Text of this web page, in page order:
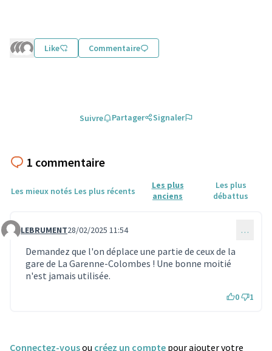
Like Commentaire
Suivre Partager Signaler
1 commentaire
Les mieux notés Les plus récents
Les plus
anciens
Les plus
débattus
Commentaire 1565
LEBRUMENT28/02/2025 11:54 …
Demandez que l'on déplace une partie de ceux de la
gare de La Garenne-Colombes ! Une bonne moitié
n'est jamais utilisée.
0 1
Connectez-vousou créez un compte pour ajouter votre